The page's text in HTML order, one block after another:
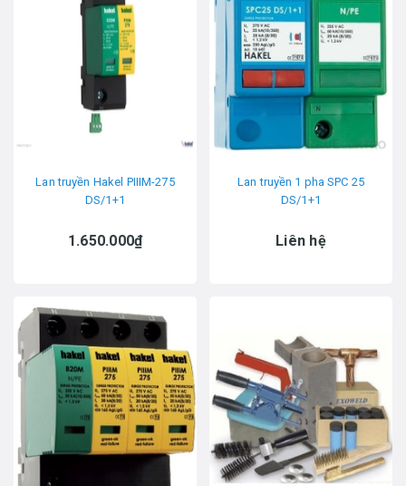
Lan truyền Hakel PIIIM-275
DS/1+1
1.650.000₫
Lan truyền 1 pha SPC 25
DS/1+1
Liên hệ